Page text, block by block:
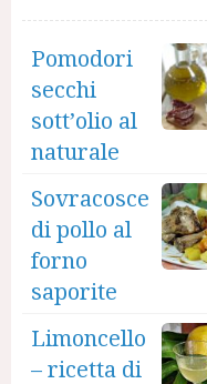
Pomodori
secchi
sott’olio al
naturale
Sovracosce
di pollo al
forno
saporite
Limoncello
– ricetta di